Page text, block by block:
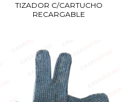
TIZADOR C/CARTUCHO
RECARGABLE